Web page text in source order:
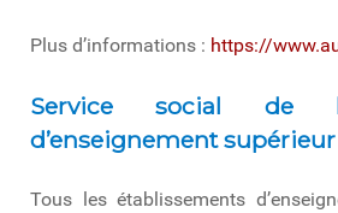
Plus d’informations : https://
Service social de
d’enseignement supérieur
Tous les établissements